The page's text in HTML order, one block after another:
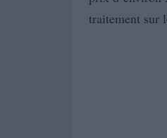
traitement sur